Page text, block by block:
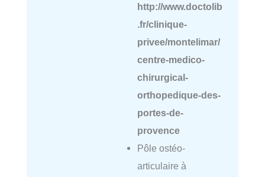
http://www.doctolib
.fr/clinique-
privee/montelimar/
centre-medico-
chirurgical-
orthopedique-des-
portes-de-
provence
Pôle ostéo-
articulaire à